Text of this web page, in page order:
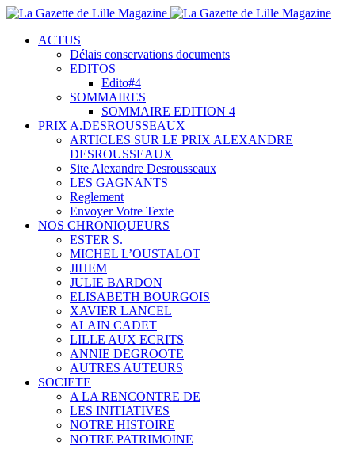
ACTUS
Délais conservations documents
EDITOS
Edito#4
SOMMAIRES
SOMMAIRE EDITION 4
PRIX A.DESROUSSEAUX
ARTICLES SUR LE PRIX ALEXANDRE
DESROUSSEAUX
Site Alexandre Desrousseaux
LES GAGNANTS
Reglement
Envoyer Votre Texte
NOS CHRONIQUEURS
ESTER S.
MICHEL L’OUSTALOT
JIHEM
JULIE BARDON
ELISABETH BOURGOIS
XAVIER LANCEL
ALAIN CADET
LILLE AUX ECRITS
ANNIE DEGROOTE
AUTRES AUTEURS
SOCIETE
A LA RENCONTRE DE
LES INITIATIVES
NOTRE HISTOIRE
NOTRE PATRIMOINE